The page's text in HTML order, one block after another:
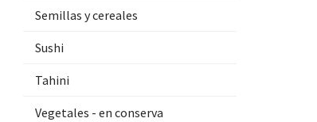
Semillas y cereales
Sushi
Tahini
Vegetales - en conserva